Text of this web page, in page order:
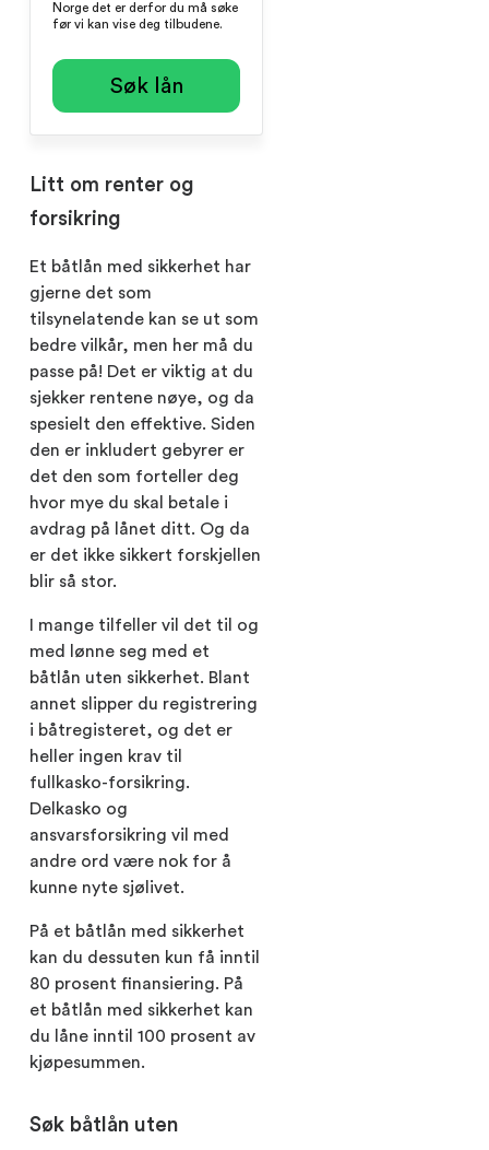
Norge det er derfor du må søke
før vi kan vise deg tilbudene.
Søk lån
Litt om renter og
forsikring
Et båtlån med sikkerhet har
gjerne det som
tilsynelatende kan se ut som
bedre vilkår, men her må du
passe på! Det er viktig at du
sjekker rentene nøye, og da
spesielt den effektive. Siden
den er inkludert gebyrer er
det den som forteller deg
hvor mye du skal betale i
avdrag på lånet ditt. Og da
er det ikke sikkert forskjellen
blir så stor.
I mange tilfeller vil det til og
med lønne seg med et
båtlån uten sikkerhet. Blant
annet slipper du registrering
i båtregisteret, og det er
heller ingen krav til
fullkasko-forsikring.
Delkasko og
ansvarsforsikring vil med
andre ord være nok for å
kunne nyte sjølivet.
På et båtlån med sikkerhet
kan du dessuten kun få inntil
80 prosent finansiering. På
et båtlån med sikkerhet kan
du låne inntil 100 prosent av
kjøpesummen.
Søk båtlån uten